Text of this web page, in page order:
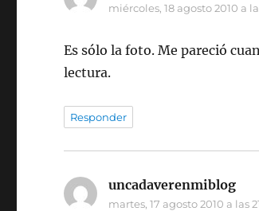
miércoles, 18 agosto 2010 a
Es sólo la foto. Me pareció
lectura.
Responder
uncadaverenmiblog
martes, 17 agosto 2010 a las